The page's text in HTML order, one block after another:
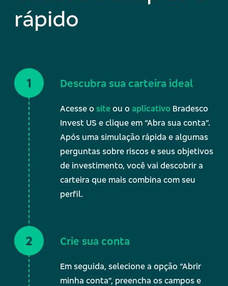
rápido
Descubra sua carteira ideal
Acesse o site ou o aplicativo Bradesco
Invest US e clique em “Abra sua conta”.
Após uma simulação rápida e algumas
perguntas sobre riscos e seus objetivos
de investimento, você vai descobrir a
carteira que mais combina com seu
perfil.
Crie sua conta
Em seguida, selecione a opção “Abrir
minha conta”, preencha os campos e